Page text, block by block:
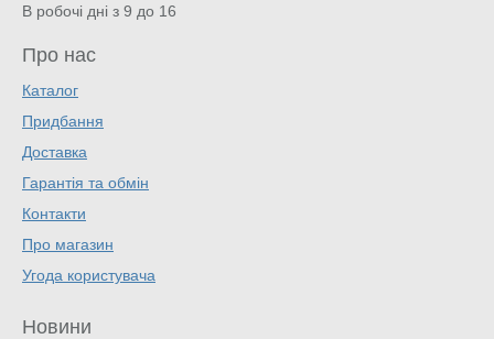
В робочі дні з 9 до 16
Про нас
Каталог
Придбання
Доставка
Гарантія та обмін
Контакти
Про магазин
Угода користувача
Новини